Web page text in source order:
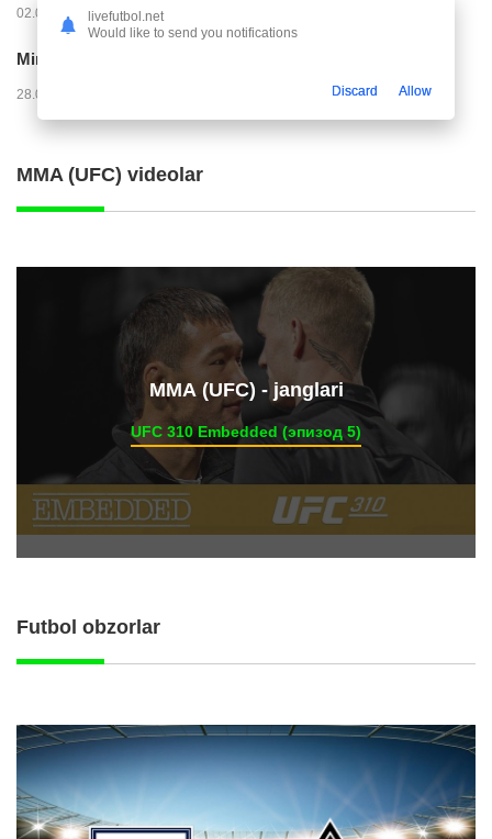
02.08.2026 03:08 7129
Mirko Yyelichich: "Birinchi bo'limni juda yomon...
28.07.2026 00:24
MMA (UFC) videolar
ММА (UFC) - janglari
UFC 310 Embedded (эпизод 5)
Futbol obzorlar
livefutbol.net
Would like to send you notifications
Discard Allow